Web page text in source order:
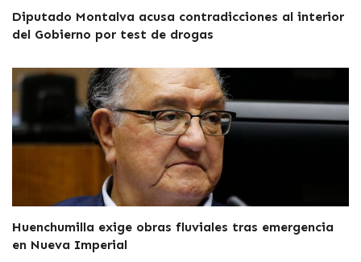
Diputado Montalva acusa contradicciones al interior
del Gobierno por test de drogas
Huenchumilla exige obras fluviales tras emergencia
en Nueva Imperial